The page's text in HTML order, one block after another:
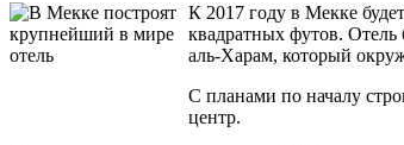
К 2017 году в Мекке
квадратных футов.
аль-Харам, который
С планами по началу
центр.